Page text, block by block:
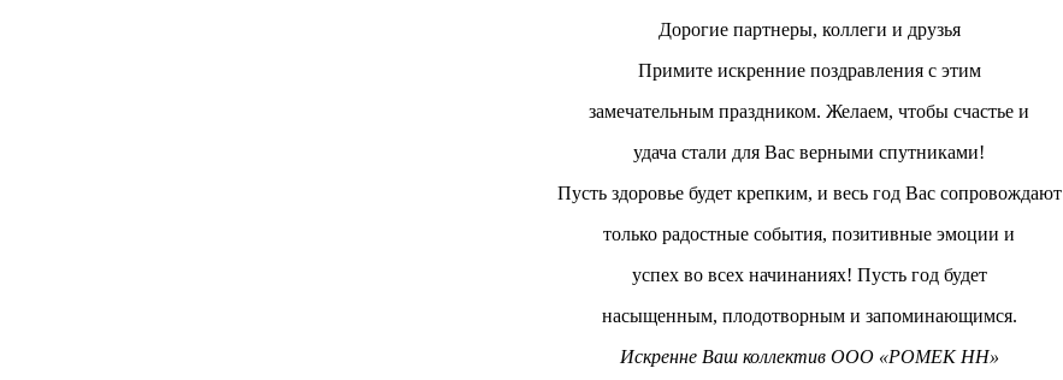
Дорогие партнеры, коллеги и друзья
Примите искренние поздравления с этим
замечательным праздником. Желаем, чтобы счастье и
удача стали для Вас верными спутниками!
Пусть здоровье будет крепким, и весь год Вас сопровождают
только радостные события, позитивные эмоции и
успех во всех начинаниях! Пусть год будет
насыщенным, плодотворным и запоминающимся.
Искренне Ваш коллектив ООО «РОМЕК НН»